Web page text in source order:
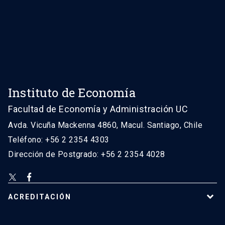
Instituto de Economía
Facultad de Economía y Administración UC
Avda. Vicuña Mackenna 4860, Macul. Santiago, Chile
Teléfono: +56 2 2354 4303
Dirección de Postgrado: +56 2 2354 4028
ACREDITACIÓN